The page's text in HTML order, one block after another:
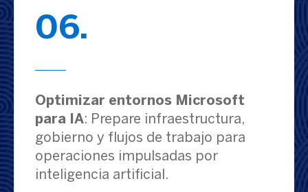
06.
Optimizar entornos Microsoft
para IA: Prepare infraestructura,
gobierno y flujos de trabajo para
operaciones impulsadas por
inteligencia artificial.